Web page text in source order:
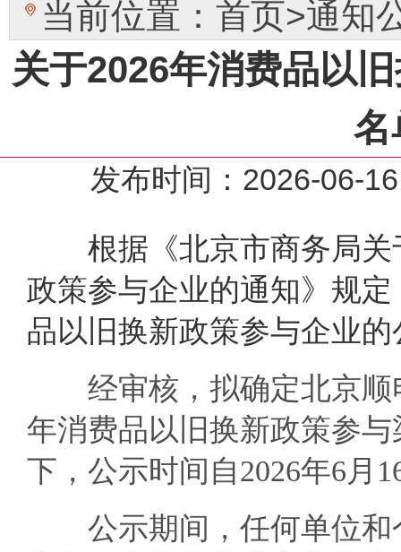
当前位置： 首页>通知
关于2026年消费品以
名
发布时间：2026-
根据 《北京市商务局
政策参与企业的通知》 规定
品以旧换新政策参与企业的
经审核，拟确定北京顺
年消费品以旧换新政策参
下，公示时间自2026年6月
公示期间，任何单位和